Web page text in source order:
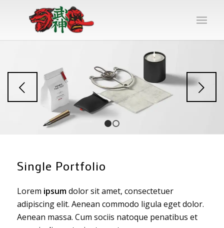
Sonraki
Single Portfolio
Lorem ipsumdolor sit amet, consectetuer
adipiscing elit. Aenean commodo ligula eget dolor.
Aenean massa. Cum sociis natoque penatibus et